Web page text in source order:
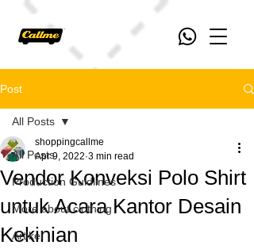
Post
All Posts
Production Guidlines
More about clothing
Artikel
All Posts
Vendor Konveksi Polo Shirt
untuk Acara Kantor Desain
Kekinian
shoppingcallme
Apr 9, 2022 3 min read